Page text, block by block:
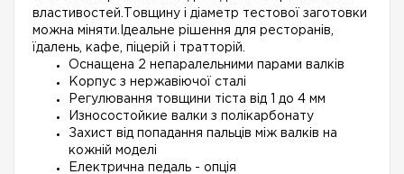
властивостей.Товщину і діаметр тестової заготовки
можна міняти.Ідеальне рішення для ресторанів,
їдалень, кафе, піцерій і тратторій.
Оснащена 2 непаралельними парами валків
Корпус з нержавіючої сталі
Регулювання товщини тіста від 1 до 4 мм
Износостойкие валки з полікарбонату
Захист від попадання пальців між валків на
кожній моделі
Електрична педаль - опція